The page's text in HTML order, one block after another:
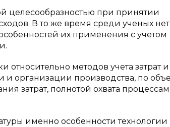
целесообразностью при принятии
В то же время среди ученых нет
их применения с учетом
методов учета затрат и
организации производства, по
затрат, полнотой охвата
именно особенности технологии